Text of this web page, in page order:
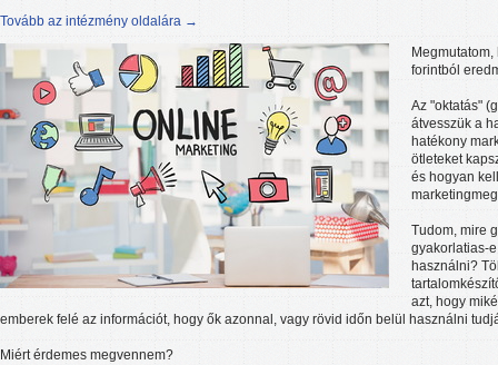
Tovább az intézmény oldalára →
forintból
Az "oktatás"
átvesszük a
hatékony
ötleteket
és hogyan
Tudom, mire
gyakorlatias-
használni?
azt, hogy
emberek felé az információt, hogy ők azonnal, vagy rövid időn belül használni
Miért érdemes megvennem?